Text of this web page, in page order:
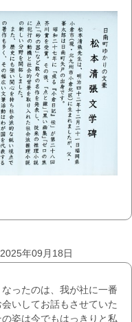
2025年09月18日
ったのは、我が社に一番
いしてお話もさせていた
姿は今でもはっきりと私